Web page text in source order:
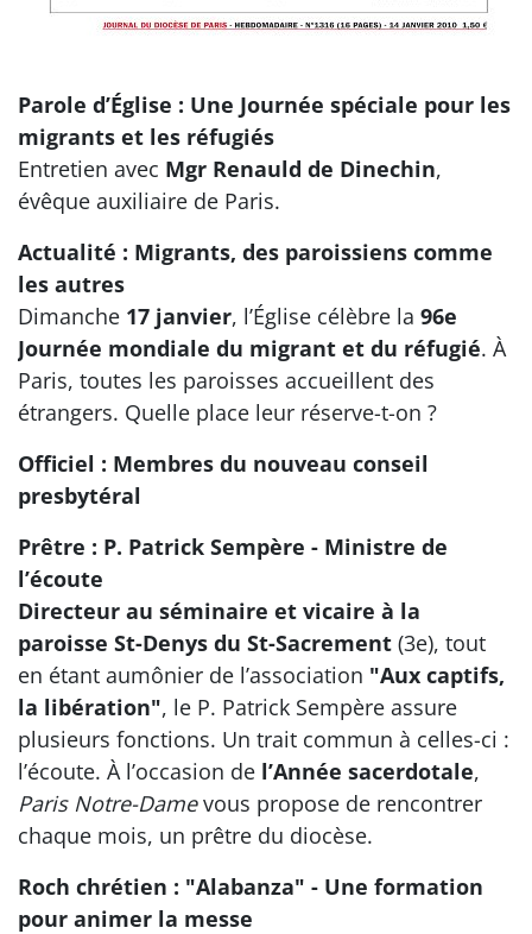
Parole d’Église : Une Journée spéciale pour les
migrants et les réfugiés
Entretien avec Mgr Renauld de Dinechin,
évêque auxiliaire de Paris.
Actualité : Migrants, des paroissiens comme
les autres
Dimanche 17 janvier, l’Église célèbre la 96e
Journée mondiale du migrant et du réfugié. À
Paris, toutes les paroisses accueillent des
étrangers. Quelle place leur réserve-t-on ?
Officiel : Membres du nouveau conseil
presbytéral
Prêtre : P. Patrick Sempère - Ministre de
l’écoute
Directeur au séminaire et vicaire à la
paroisse St-Denys du St-Sacrement (3e), tout
en étant aumônier de l’association "Aux captifs,
la libération", le P. Patrick Sempère assure
plusieurs fonctions. Un trait commun à celles-ci :
l’écoute. À l’occasion de l’Année sacerdotale,
Paris Notre-Damevous propose de rencontrer
chaque mois, un prêtre du diocèse.
Roch chrétien : "Alabanza" - Une formation
pour animer la messe